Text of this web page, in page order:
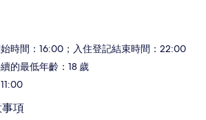
時間：16:00；入住登記結束時間：22:00
的最低年齡：18 歲
項